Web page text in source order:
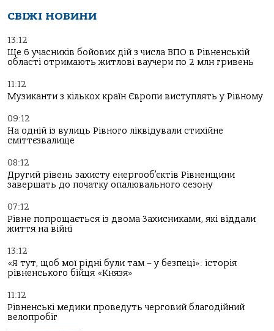
СВІЖІ НОВИНИ
13:12
Ще 6 учасників бойових дій з числа ВПО в Рівненській
області отримають житлові ваучери по 2 млн гривень
11:12
Музиканти з кількох країн Європи виступлять у Рівному
09:12
На одній із вулиць Рівного ліквідували стихійне
сміттєзвалище
08:12
Другий рівень захисту енергооб’єктів Рівненщини
завершать до початку опалювального сезону
07:12
Рівне попрощається із двома Захисниками, які віддали
життя на війні
13:12
«Я тут, щоб мої рідні були там – у безпеці»: історія
рівненського бійця «Князя»
11:12
Рівненські медики проведуть черговий благодійний
велопробіг